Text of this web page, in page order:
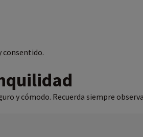
consentido.
y cómodo. Recuerda siempre